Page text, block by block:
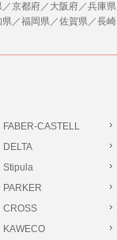
京都府／大阪府／兵庫県
／福岡県／佐賀県／長崎
FABER-CASTELL
DELTA
Stipula
PARKER
CROSS
KAWECO